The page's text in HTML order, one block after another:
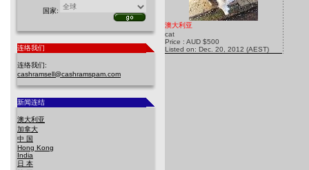
国家:
连络我们
连络我们:
cashramsell@cashramspam.com
新闻连结
澳大利亚
加拿大
中 国
Hong Kong
India
日 本
澳大利亚
cat
Price : AUD $500
Listed on: Dec. 20, 2012 (AEST)